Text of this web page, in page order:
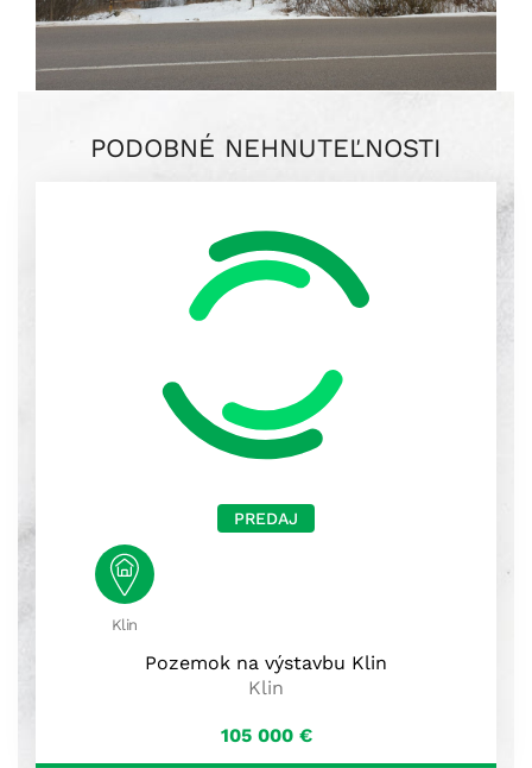
PODOBNÉ NEHNUTEĽNOSTI
PREDAJ
Klin
Pozemok na výstavbu Klin
Klin
105 000 €